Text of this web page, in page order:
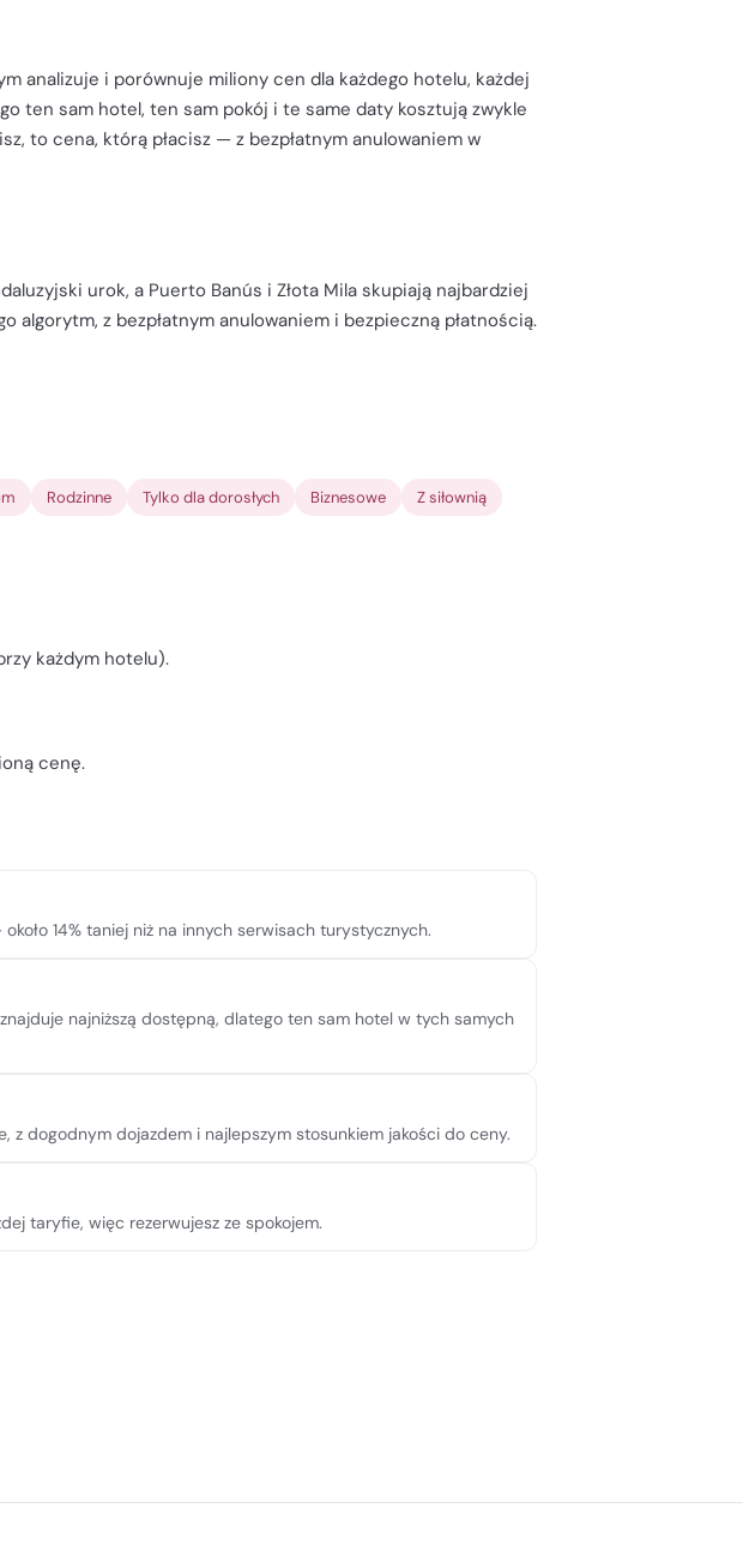
analizuje i porównuje miliony cen dla każdego hotelu, każdej
ten sam hotel, ten sam pokój i te same daty kosztują zwykle
to cena, którą płacisz — z bezpłatnym anulowaniem w
urok, a Puerto Banús i Złota Mila skupiają najbardziej
algorytm, z bezpłatnym anulowaniem i bezpieczną płatnością.
Rodzinne Tylko dla dorosłych Biznesowe
Z siłownią
każdym hotelu).
cenę.
14% taniej niż na innych serwisach turystycznych.
najniższą dostępną, dlatego ten sam hotel w tych samych
z dogodnym dojazdem i najlepszym stosunkiem jakości do ceny.
taryfie, więc rezerwujesz ze spokojem.